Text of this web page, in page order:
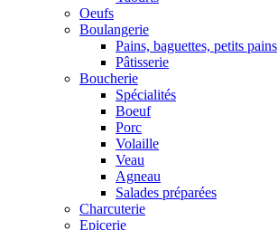
Oeufs
Boulangerie
Pains, baguettes, petits pains
Pâtisserie
Boucherie
Spécialités
Boeuf
Porc
Volaille
Veau
Agneau
Salades préparées
Charcuterie
Epicerie